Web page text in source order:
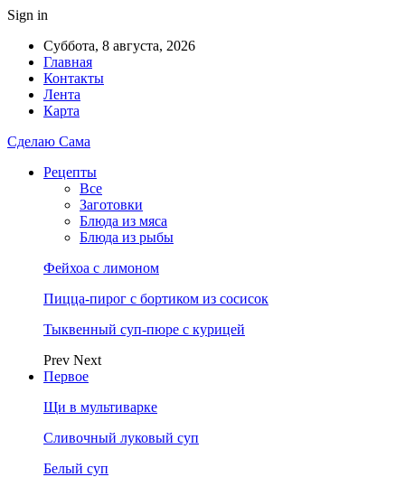
Sign in
Суббота, 8 августа, 2026
Главная
Контакты
Лента
Карта
Сделаю Сама
Рецепты
Все
Заготовки
Блюда из мяса
Блюда из рыбы
Фейхоа с лимоном
Пицца-пирог с бортиком из сосисок
Тыквенный суп-пюре с курицей
Prev Next
Первое
Щи в мультиварке
Сливочный луковый суп
Белый суп